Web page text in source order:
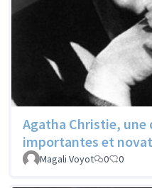
Agatha Christie, une
importantes et
Magali Voyot 0 0